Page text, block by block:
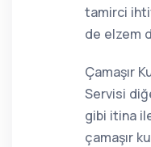
tamirci
de elzem
Çamaşır
Servisi
gibi itina
çamaşır